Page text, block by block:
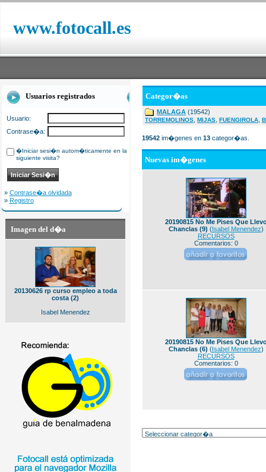
www.fotocall.es
Usuarios registrados
Usuario:
Contrase�a:
�Iniciar sesi�n autom�ticamente en la
siguiente visita?
» Contrase�a olvidada
» Registro
Imagen del d�a
20130626 rp curso empleo a toda
costa (2)
Isabel Menendez
Categor�as
MALAGA (19542)
TORREMOLINOS MIJAS FUENGIROLA
19542 im�genes en 13 categor�as.
Nuevas im�genes
20190815 No Me Pises Que
Chanclas (9) (Isabel Menendez)
RECURSOS
Comentarios: 0
20190815 No Me Pises Que
Chanclas (6) (Isabel Menendez)
RECURSOS
Comentarios: 0